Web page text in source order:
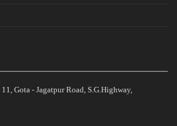
Gota - Jagatpur Road, S.G.Highway,